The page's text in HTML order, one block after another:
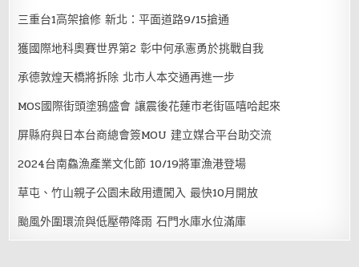
三重台1高架搶修 新北：平面道路9/15搶通
獲國際地科奧賽世界第2 彰中何承憲勇於挑戰自我
承德敦煌天橋將拆除 北市人本交通再進一步
MOS國際街頭塗鴉盛會 讓震後花蓮市老街區嘻哈起來
屏縣府與日本台商總會簽MOU 建立媒合平台助交流
2024台南鱻漁產業文化節 10/19將軍漁港登場
草屯、竹山親子公園未啟用遭闖入 最快10月開放
颱風外圍環流與低壓帶降雨 石門水庫水位滿庫